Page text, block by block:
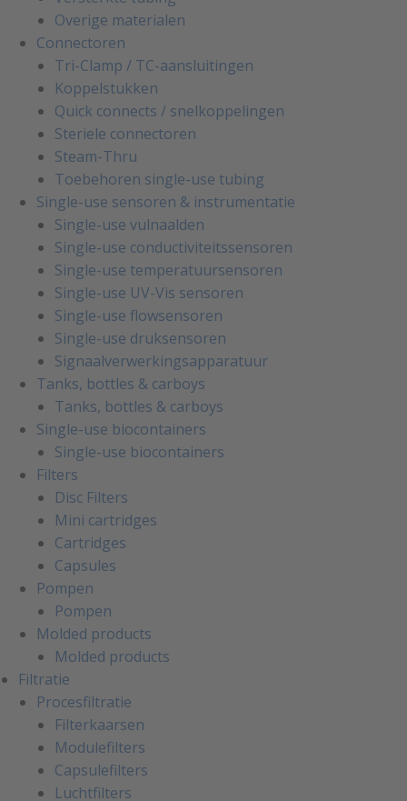
Overige materialen
Connectoren
Tri-Clamp / TC-aansluitingen
Koppelstukken
Quick connects / snelkoppelingen
Steriele connectoren
Steam-Thru
Toebehoren single-use tubing
Single-use sensoren & instrumentatie
Single-use vulnaalden
Single-use conductiviteitssensoren
Single-use temperatuursensoren
Single-use UV-Vis sensoren
Single-use flowsensoren
Single-use druksensoren
Signaalverwerkingsapparatuur
Tanks, bottles & carboys
Tanks, bottles & carboys
Single-use biocontainers
Single-use biocontainers
Filters
Disc Filters
Mini cartridges
Cartridges
Capsules
Pompen
Pompen
Molded products
Molded products
Filtratie
Procesfiltratie
Filterkaarsen
Modulefilters
Capsulefilters
Luchtfilters